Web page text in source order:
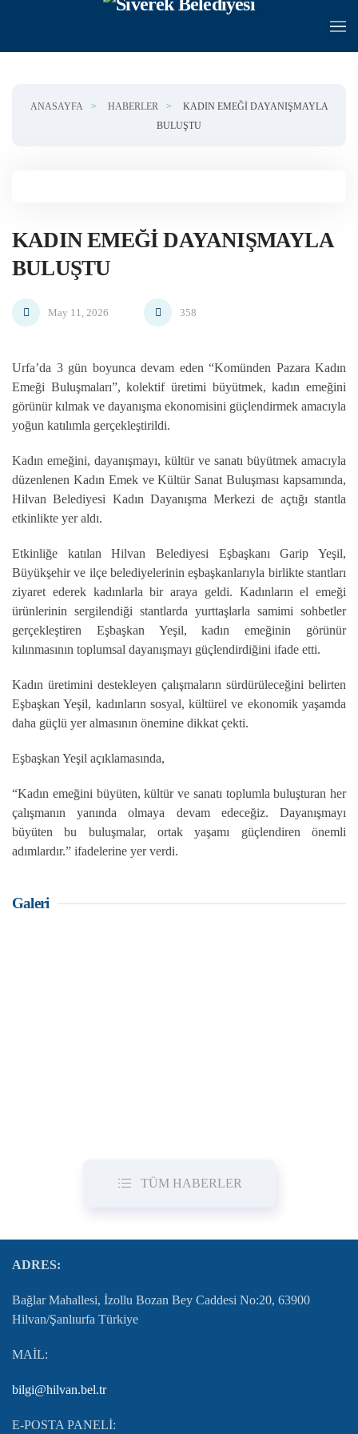
ANASAYFA HABERLER
KADIN EMEĞI DAYANIŞMAYLA
BULUŞTU
KADIN EMEĞI DAYANIŞMAYLA
BULUŞTU
May 11, 2026 358
Urfa’da 3 gün boyunca devam eden “Komünden Pazara Kadın
Emeği Buluşmaları”, kolektif üretimi büyütmek, kadın emeğini
görünür kılmak ve dayanışma ekonomisini güçlendirmek amacıyla
yoğun katılımla gerçekleştirildi.
Kadın emeğini, dayanışmayı, kültür ve sanatı büyütmek amacıyla
düzenlenen Kadın Emek ve Kültür Sanat Buluşması kapsamında,
Hilvan Belediyesi Kadın Dayanışma Merkezi de açtığı stantla
etkinlikte yer aldı.
Etkinliğe katılan Hilvan Belediyesi Eşbaşkanı Garip Yeşil,
Büyükşehir ve ilçe belediyelerinin eşbaşkanlarıyla birlikte stantları
ziyaret ederek kadınlarla bir araya geldi. Kadınların el emeği
ürünlerinin sergilendiği stantlarda yurttaşlarla samimi sohbetler
gerçekleştiren Eşbaşkan Yeşil, kadın emeğinin görünür
kılınmasının toplumsal dayanışmayı güçlendirdiğini ifade etti.
Kadın üretimini destekleyen çalışmaların sürdürüleceğini belirten
Eşbaşkan Yeşil, kadınların sosyal, kültürel ve ekonomik yaşamda
daha güçlü yer almasının önemine dikkat çekti.
Eşbaşkan Yeşil açıklamasında,
“Kadın emeğini büyüten, kültür ve sanatı toplumla buluşturan her
çalışmanın yanında olmaya devam edeceğiz. Dayanışmayı
büyüten bu buluşmalar, ortak yaşamı güçlendiren önemli
adımlardır.” ifadelerine yer verdi.
Galeri
TÜM HABERLER
ADRES:
Bağlar Mahallesi, İzollu Bozan Bey Caddesi No:20, 63900
Hilvan/Şanlıurfa Türkiye
MAİL:
bilgi@hilvan.bel.tr
E-POSTA PANELİ: